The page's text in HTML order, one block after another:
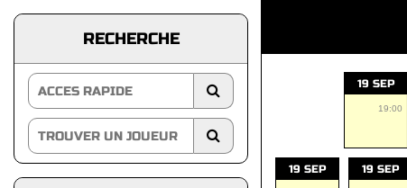
RECHERCHE
19 SEP
19:00
19 SEP 19 SEP